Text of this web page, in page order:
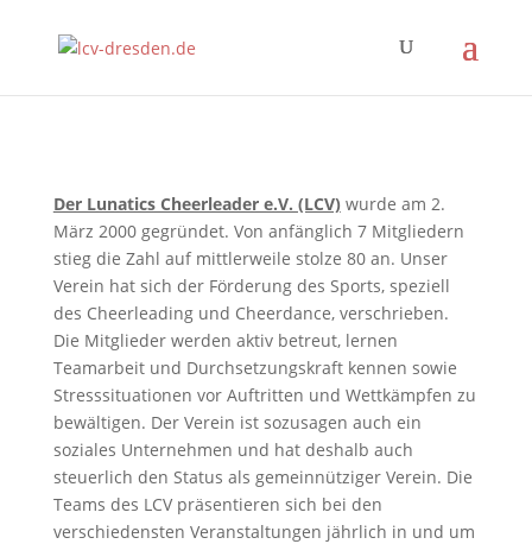
Der Lunatics Cheerleader e.V. (LCV) wurde am 2.
März 2000 gegründet. Von anfänglich 7 Mitgliedern
stieg die Zahl auf mittlerweile stolze 80 an. Unser
Verein hat sich der Förderung des Sports, speziell
des Cheerleading und Cheerdance, verschrieben.
Die Mitglieder werden aktiv betreut, lernen
Teamarbeit und Durchsetzungskraft kennen sowie
Stresssituationen vor Auftritten und Wettkämpfen zu
bewältigen. Der Verein ist sozusagen auch ein
soziales Unternehmen und hat deshalb auch
steuerlich den Status als gemeinnütziger Verein. Die
Teams des LCV präsentieren sich bei den
verschiedensten Veranstaltungen jährlich in und um